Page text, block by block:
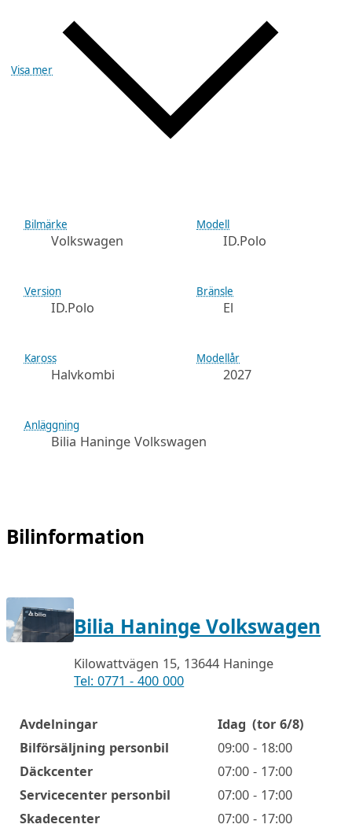
Visa mer
Bilmärke
Volkswagen
Modell
ID.Polo
Version
ID.Polo
Bränsle
El
Kaross
Halvkombi
Modellår
2027
Anläggning
Bilia Haninge Volkswagen
Bilinformation
Bilia Haninge Volkswagen
Kilowattvägen 15, 13644 Haninge
Tel: 0771 - 400 000
Öppettider
Avdelningar Idag (tor 6/8)
Bilförsäljning personbil
09:00 - 18:00
Däckcenter
07:00 - 17:00
Servicecenter personbil
07:00 - 17:00
Skadecenter
07:00 - 17:00